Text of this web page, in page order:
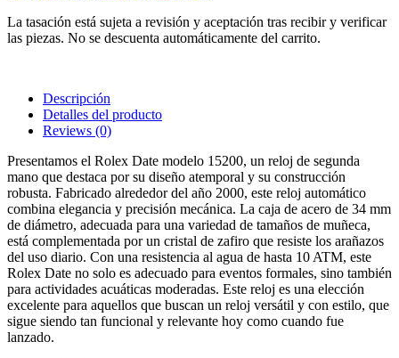
La tasación está sujeta a revisión y aceptación tras recibir y verificar
las piezas. No se descuenta automáticamente del carrito.
Descripción
Detalles del producto
Reviews (0)
Presentamos el Rolex Date modelo 15200, un reloj de segunda
mano que destaca por su diseño atemporal y su construcción
robusta. Fabricado alrededor del año 2000, este reloj automático
combina elegancia y precisión mecánica. La caja de acero de 34 mm
de diámetro, adecuada para una variedad de tamaños de muñeca,
está complementada por un cristal de zafiro que resiste los arañazos
del uso diario. Con una resistencia al agua de hasta 10 ATM, este
Rolex Date no solo es adecuado para eventos formales, sino también
para actividades acuáticas moderadas. Este reloj es una elección
excelente para aquellos que buscan un reloj versátil y con estilo, que
sigue siendo tan funcional y relevante hoy como cuando fue
lanzado.